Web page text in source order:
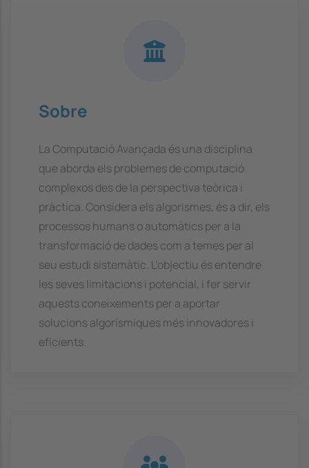
Sobre
La Computació Avançada és una disciplina
que aborda els problemes de computació
complexos des de la perspectiva teòrica i
pràctica. Considera els algorismes, és a dir, els
processos humans o automàtics per a la
transformació de dades com a temes per al
seu estudi sistemàtic. L’objectiu és entendre
les seves limitacions i potencial, i fer servir
aquests coneixements per a aportar
solucions algorísmiques més innovadores i
eficients.